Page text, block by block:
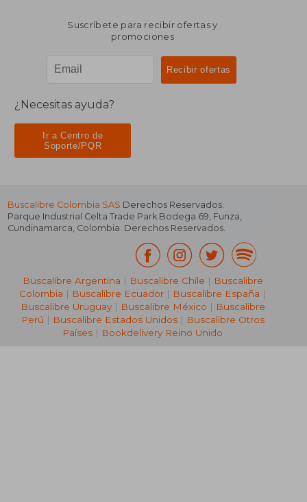
Suscríbete para recibir ofertas y
promociones
¿Necesitas ayuda?
Ir a Centro de
Soporte/PQR
Buscalibre Colombia SAS Derechos Reservados.
Parque Industrial Celta Trade Park Bodega 69, Funza,
Cundinamarca, Colombia. Derechos Reservados.
Buscalibre Argentina | Buscalibre Chile | Buscalibre
Colombia | Buscalibre Ecuador | Buscalibre España |
Buscalibre Uruguay| Buscalibre México | Buscalibre
Perú | Buscalibre Estados Unidos| Buscalibre Otros
Países | Bookdelivery Reino Unido